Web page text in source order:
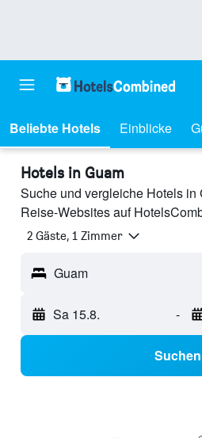
Beliebte Hotels Einblicke
Hotels in Guam
Suche und vergleiche Hotels in
Reise-Websites auf
2 Gäste, 1 Zimmer
Guam
Sa 15.8. -
Suchen